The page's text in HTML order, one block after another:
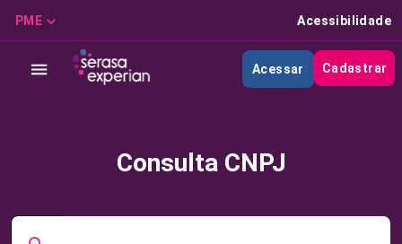
PME Acessibilidade
Acessar Cadastrar
Consulta CNPJ